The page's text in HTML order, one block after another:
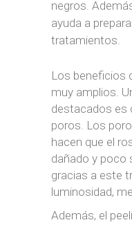
negros.
ayuda a
tratamientos.
Los beneficios
muy amplios.
destacados es
poros. Los
hacen que el
dañado y poco
gracias a este
luminosidad,
Además, el